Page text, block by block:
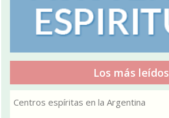
Los más leídos
Centros espíritas en la Argentina